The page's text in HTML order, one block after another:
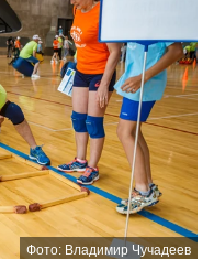
Фото: Владимир Чучадеев